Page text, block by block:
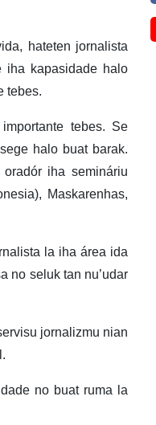
hateten jornalista
iha kapasidade halo
tebes.
tebes. Se
halo buat barak.
iha semináriu
Maskarenhas,
la iha área ida
no seluk tan nu’udar
jornalizmu nian
no buat ruma la